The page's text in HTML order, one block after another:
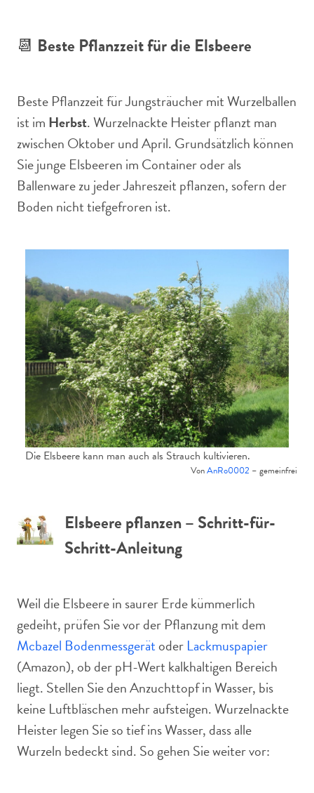
📆 Beste Pflanzzeit für die Elsbeere
Beste Pflanzzeit für Jungsträucher mit Wurzelballen
ist im Herbst. Wurzelnackte Heister pflanzt man
zwischen Oktober und April. Grundsätzlich können
Sie junge Elsbeeren im Container oder als
Ballenware zu jeder Jahreszeit pflanzen, sofern der
Boden nicht tiefgefroren ist.
Die Elsbeere kann man auch als Strauch kultivieren.
VonAnRo0002 – gemeinfrei
Elsbeere pflanzen – Schritt-für-
Schritt-Anleitung
Weil die Elsbeere in saurer Erde kümmerlich
gedeiht, prüfen Sie vor der Pflanzung mit dem
Mcbazel Bodenmessgerätoder Lackmuspapier
(Amazon), ob der pH-Wert kalkhaltigen Bereich
liegt. Stellen Sie den Anzuchttopf in Wasser, bis
keine Luftbläschen mehr aufsteigen. Wurzelnackte
Heister legen Sie so tief ins Wasser, dass alle
Wurzeln bedeckt sind. So gehen Sie weiter vor: